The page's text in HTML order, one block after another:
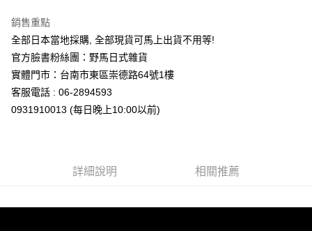
宅配
每筆NT$100，滿NT$999(含以上)免運費
銷售重點
全部日本當地採購, 全部現貨可馬上出貨不用等!
官方臉書粉絲團：野馬日式雜貨
實體門市：台南市東區崇德路64號1樓
客服電話 : 06-2894593
0931910013 (每日晚上10:00以前)
詳細說明 相關推薦